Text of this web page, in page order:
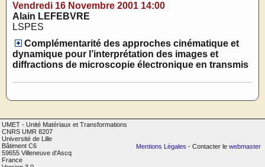
Vendredi 16 Novembre 2001 14:00
Alain LEFEBVRE
LSPES
Complémentarité des approches cinématique et
dynamique pour l’interprétation des images et
diffractions de microscopie électronique en transmis
UMET - Unité Matériaux et Transformations
CNRS UMR 8207
Université de Lille
Bâtiment C6
59655 Villeneuve d'Ascq
France
Mentions Légales - Contacter le webmaster